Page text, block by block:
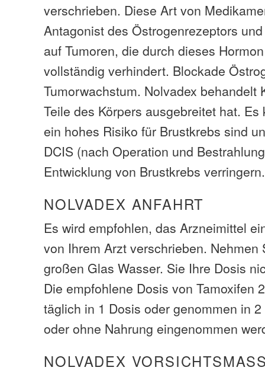
verschrieben. Diese Art von
Antagonist des Östrogenrezeptors
auf Tumoren, die durch dieses
vollständig verhindert. Blockade
Tumorwachstum. Nolvadex behandelt
Teile des Körpers ausgebreitet hat.
ein hohes Risiko für Brustkrebs sind
DCIS (nach Operation und
Entwicklung von Brustkrebs verringern.
NOLVADEX ANFAHRT
Es wird empfohlen, das Arzneimittel
von Ihrem Arzt verschrieben. Nehmen
großen Glas Wasser. Sie Ihre Dosis
Die empfohlene Dosis von Tamoxifen
täglich in 1 Dosis oder genommen in
oder ohne Nahrung eingenommen
NOLVADEX